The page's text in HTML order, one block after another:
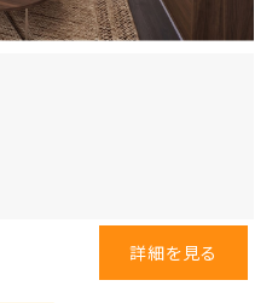
詳細を見る